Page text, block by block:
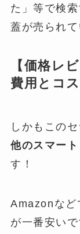
た」等で検
蓋が売られて
【価格レ
費用とコ
しかもこのセ
他のスマー
す！
Amazonなど
が一番安いで